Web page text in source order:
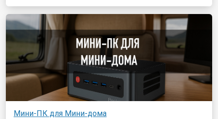
Мини-ПК для Мини-дома